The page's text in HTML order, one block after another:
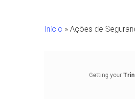
Início » Ações de
Getting your